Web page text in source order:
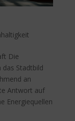
Die
Stadtbild
an
Antwort auf
Energiequellen